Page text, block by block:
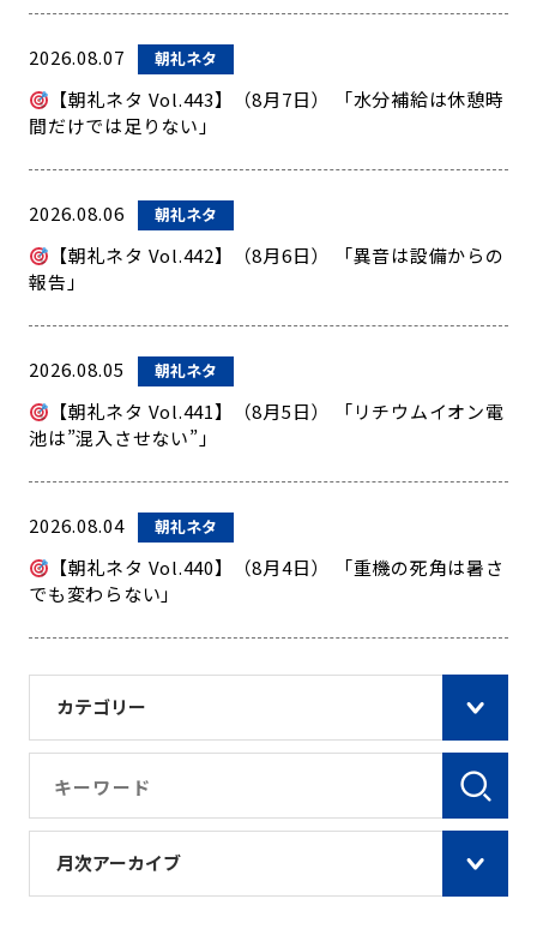
カテゴリー
月次アーカイブ
2026.08.07 朝礼ネタ
【朝礼ネタ Vol.443】（8月7日） 「水分補給は休憩時
間だけでは足りない」
2026.08.06 朝礼ネタ
【朝礼ネタ Vol.442】（8月6日） 「異音は設備からの
報告」
2026.08.05 朝礼ネタ
【朝礼ネタ Vol.441】（8月5日） 「リチウムイオン電
池は”混入させない”」
2026.08.04 朝礼ネタ
【朝礼ネタ Vol.440】（8月4日） 「重機の死角は暑さ
でも変わらない」